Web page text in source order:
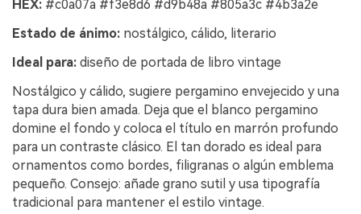
HEX: #c0a07a #f3e8d6 #d9b48a #805a3c #4b3a2e
Estado de ánimo: nostálgico, cálido, literario
Ideal para: diseño de portada de libro vintage
Nostálgico y cálido, sugiere pergamino envejecido y una
tapa dura bien amada. Deja que el blanco pergamino
domine el fondo y coloca el título en marrón profundo
para un contraste clásico. El tan dorado es ideal para
ornamentos como bordes, filigranas o algún emblema
pequeño. Consejo: añade grano sutil y usa tipografía
tradicional para mantener el estilo vintage.